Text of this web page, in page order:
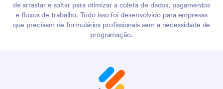
de arrastar e soltar para otimizar a coleta de dados, pagamentos
e fluxos de trabalho. Tudo isso foi desenvolvido para empresas
que precisam de formulários profissionais sem a necessidade de
programação.